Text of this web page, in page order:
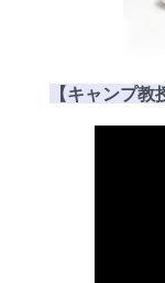
【キャンプ